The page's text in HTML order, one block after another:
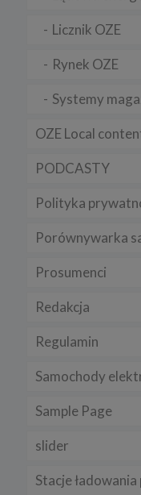
Licznik OZE
Rynek OZE
Systemy
OZE Local
PODCASTY
Polityka
Porównywarka
Prosumenci
Redakcja
Regulamin
Samochody
Sample Page
slider
Stacje